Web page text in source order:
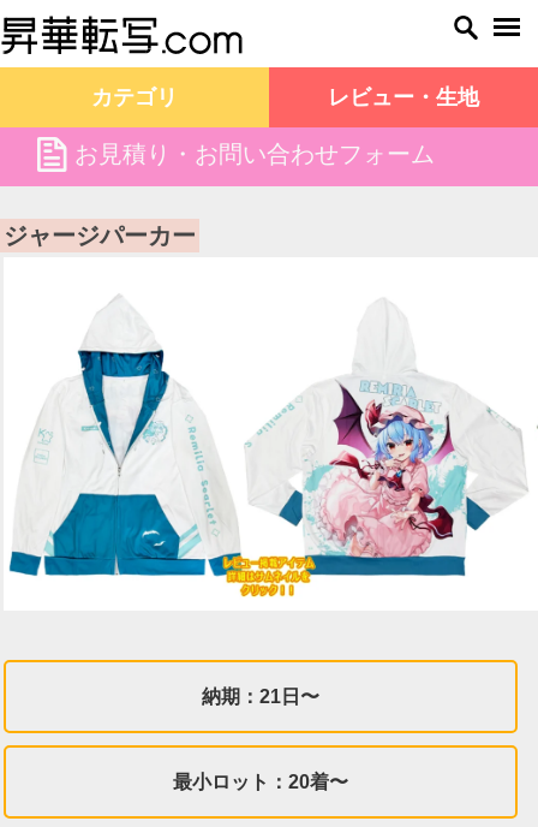
カテゴリ レビュー・生地
file お見積り・お問い合わせフォーム
昇華転写.com TOP 商品一覧 ジャージパーカー
ジャージパーカー
納期：21日〜
最小ロット：20着〜